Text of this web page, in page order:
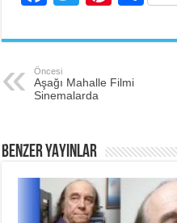
c
e
b
o
k
tt
er
st
ar
Öncesi
Aşağı Mahalle Filmi
Sinemalarda
BENZER YAYINLAR